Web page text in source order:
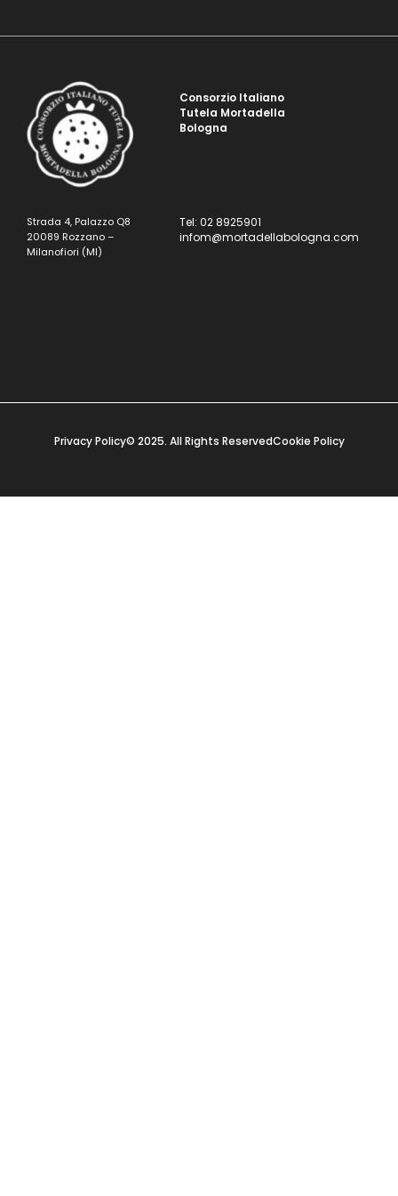
Consorzio Italiano
Tutela Mortadella
Bologna
Strada 4, Palazzo Q8
20089 Rozzano –
Milanofiori (MI)
Tel: 02 8925901
infom@mortadellabologna.com
Privacy Policy© 2025. All Rights ReservedCookie Policy